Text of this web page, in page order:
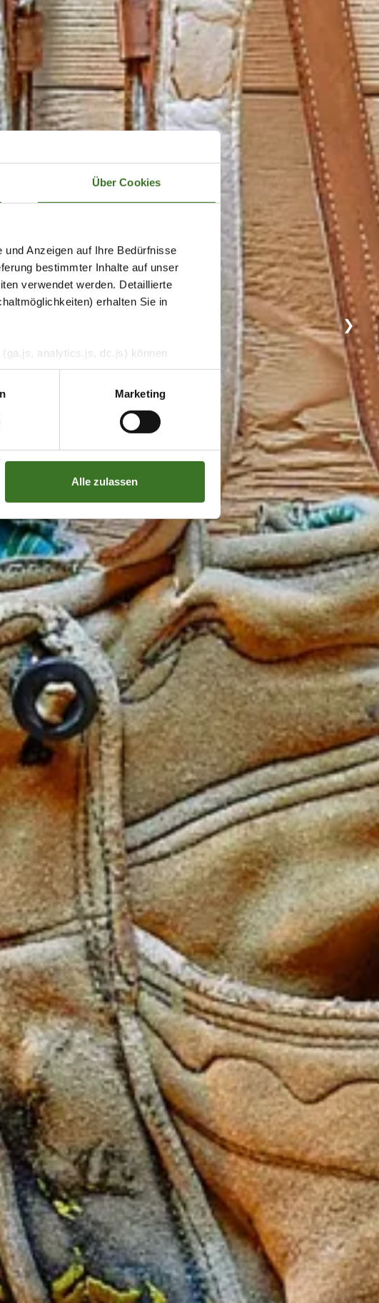
Über Cookies
Anzeigen auf Ihre Bedürfnisse
bestimmter Inhalte auf unser
verwendet werden. Detaillierte
erhalten Sie in
analytics.js, dc.js) können
Sie Google Analytics deaktivieren
Sie es.
Marketing
Alle zulassen
❯